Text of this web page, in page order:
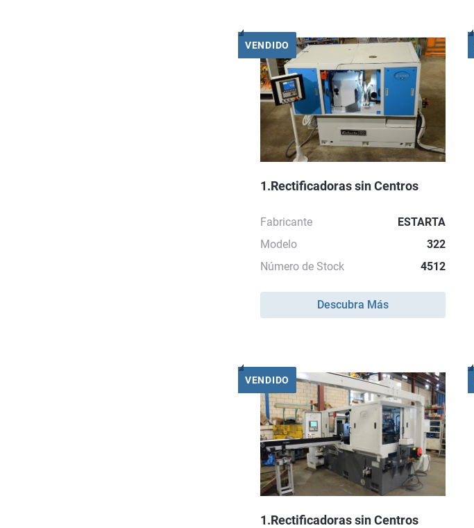
VENDIDO
1.Rectificadoras sin Centros
Fabricante
ESTARTA
Modelo
322
Número de Stock
4512
Descubra Más
VENDIDO
1.Rectificadoras sin Centros